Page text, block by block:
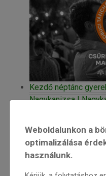
Kezdő néptánc
Nagykanizsa |
További információ:
Weboldalunkon a
optimalizálása
használunk.